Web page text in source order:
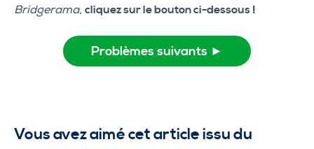
Bridgerama, cliquez sur le bouton ci-dessous !
Problèmes suivants ►
Vous avez aimé cet article issu du